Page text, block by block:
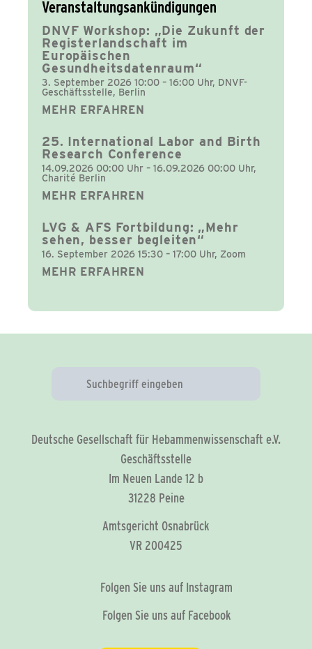
Veranstaltungsankündigungen
DNVF Workshop: „Die Zukunft der
Registerlandschaft im
Europäischen
Gesundheitsdatenraum“
3. September 2026 10:00 – 16:00 Uhr, DNVF-
Geschäftsstelle, Berlin
MEHR ERFAHREN
25. International Labor and Birth
Research Conference
14.09.2026 00:00 Uhr – 16.09.2026 00:00 Uhr,
Charité Berlin
MEHR ERFAHREN
LVG & AFS Fortbildung: „Mehr
sehen, besser begleiten“
16. September 2026 15:30 – 17:00 Uhr, Zoom
MEHR ERFAHREN
Deutsche Gesellschaft für Hebammenwissenschaft e.V.
Geschäftsstelle
Im Neuen Lande 12 b
31228 Peine
Amtsgericht Osnabrück
VR 200425
Folgen Sie uns auf Instagram
Folgen Sie uns auf Facebook